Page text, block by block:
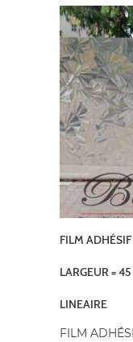
FILM
LARGEUR =
LINEAIRE
FILM